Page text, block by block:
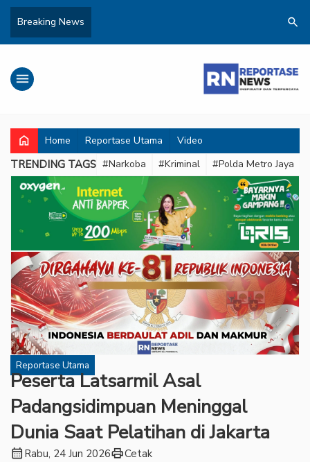
Breaking News search
menu
home Home Reportase Utama Video
TRENDING TAGS #Narkoba #Kriminal #Polda Metro Jaya
Reportase Utama
Peserta Latsarmil Asal
Padangsidimpuan Meninggal
Dunia Saat Pelatihan di Jakarta
calendar_month Rabu, 24 Jun 2026printCetak